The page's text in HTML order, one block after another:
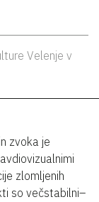
Velenje v
zvoka je
zlomljenih
so večstabilni–